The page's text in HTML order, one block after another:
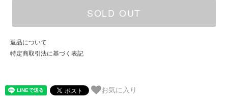
SOLD OUT
返品について
特定商取引法に基づく表記
お気に入り